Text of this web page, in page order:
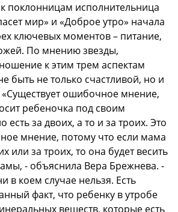
поклонницам исполнительница
мир» и «Доброе утро» начала
ключевых моментов – питание,
По мнению звезды,
к этим трем аспектам
быть не только счастливой, но и
ошибочное мнение,
ребеночка под своим
есть за двоих, а то и за троих. Это
мнение, потому что если мама
или за троих, то она будет весить
- объяснила Вера Брежнева. -
в коем случае нельзя. Есть
факт, что ребенку в утробе
веществ, которые есть